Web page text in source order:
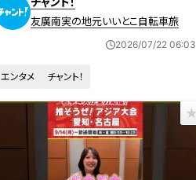
友廣南実の地元いいとこ自転車旅
2026/07/22 06:03
エンタメ チャント！